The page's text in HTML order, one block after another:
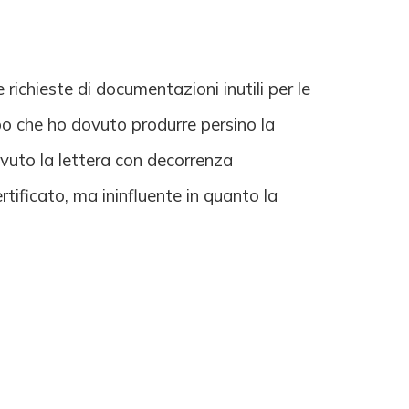
di documentazioni inutili per le
che ho dovuto produrre persino la
la lettera con decorrenza
ma ininfluente in quanto la